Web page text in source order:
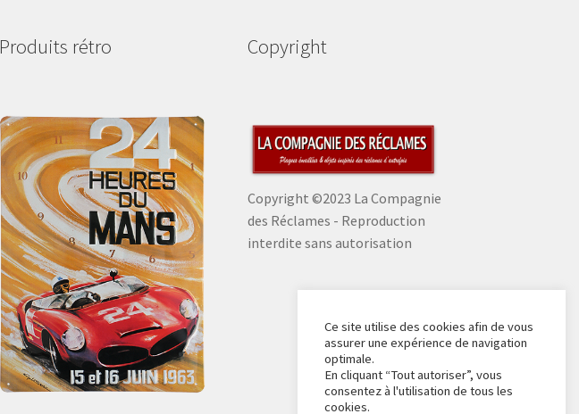
Produits rétro Copyright
Copyright ©2023 La Compagnie
des Réclames - Reproduction
interdite sans autorisation
Ce site utilise des cookies afin de vous
assurer une expérience de navigation
optimale.
En cliquant “Tout autoriser”, vous
consentez à l'utilisation de tous les
cookies.